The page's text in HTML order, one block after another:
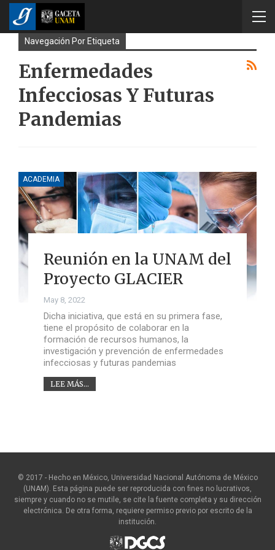
Navegación Por Etiqueta
Enfermedades
Infecciosas Y Futuras
Pandemias
ACADEMIA
Reunión en la UNAM del
Proyecto GLACIER
May 8, 2022
Dicha iniciativa, que está en su primera fase,
tiene el propósito de colaborar en la
formación de recursos humanos, la
investigación y prevención de enfermedades
infecciosas y futuras pandemias
LEE MÁS...
© 2017 - Hecho en México, Universidad Nacional Autónoma de México
(UNAM). Esta página puede ser reproducida con fines no lucrativos,
siempre y cuando no se mutile, se cite la fuente completa y su dirección
electrónica. De otra forma, requiere permiso previo por escrito de la
institución.